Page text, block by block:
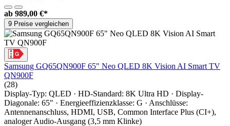
ab 989,00 €*
9 Preise vergleichen
Samsung GQ65QN900F 65" Neo QLED 8K Vision AI Smart TV
QN900F
(28)
Display-Typ: QLED · HD-Standard: 8K Ultra HD · Display-
Diagonale: 65" · Energieeffizienzklasse: G · Anschlüsse:
Antennenanschluss, HDMI, USB, Common Interface Plus (CI+),
analoger Audio-Ausgang (3,5 mm Klinke)